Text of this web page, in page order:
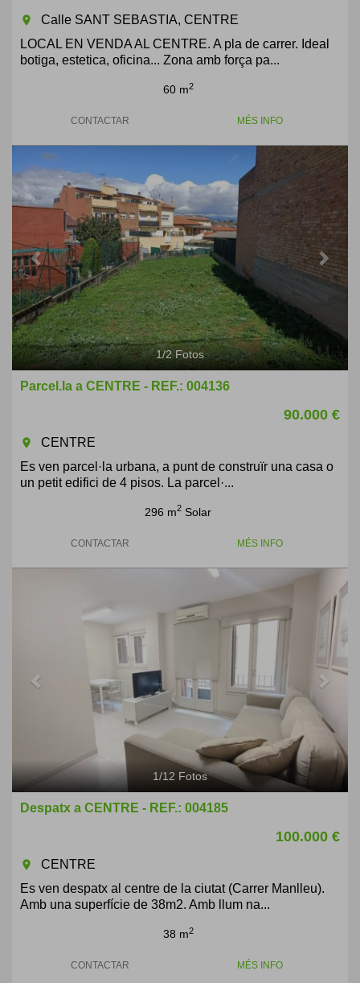
room
Calle SANT SEBASTIA, CENTRE
LOCAL EN VENDA AL CENTRE. A pla de carrer. Ideal
botiga, estetica, oficina... Zona amb força pa...
60 m2
CONTACTAR MÉS INFO
Previous
1/2Fotos
Parcel.la a CENTRE - REF.: 004136
90.000 €
room
CENTRE
Es ven parcel·la urbana, a punt de construïr una casa o
un petit edifici de 4 pisos. La parcel·...
296 m2 Solar
CONTACTAR MÉS INFO
1/12 Fotos
Despatx a CENTRE - REF.: 004185
100.000 €
room
CENTRE
Es ven despatx al centre de la ciutat (Carrer Manlleu).
Amb una superfície de 38m2. Amb llum na...
38 m2
CONTACTAR MÉS INFO